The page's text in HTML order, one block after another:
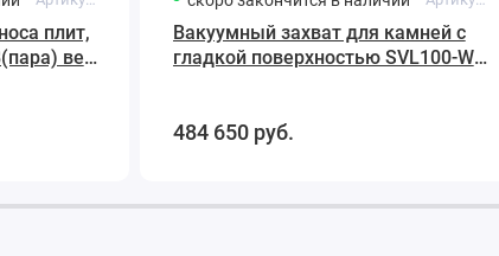
плит,
вес
Вакуумный захват для камней с
гладкой поверхностью SVL100-W
484 650 руб.